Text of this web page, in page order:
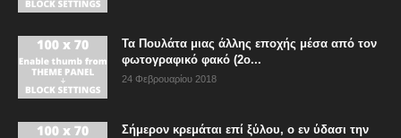
Τα Πουλάτα μιας άλλης εποχής μέσα από τον
φωτογραφικό φακό (2ο...
24 Φεβρουαρίου 2018
Σήμερον κρεμάται επί ξύλου, ο εν ύδασι την